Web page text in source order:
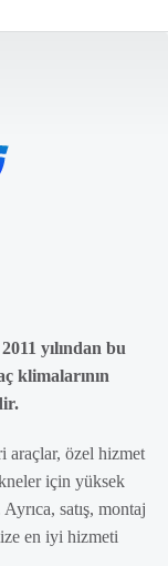
yılından bu
klimalarının
araçlar, özel hizmet
için yüksek
satış, montaj
en iyi hizmeti